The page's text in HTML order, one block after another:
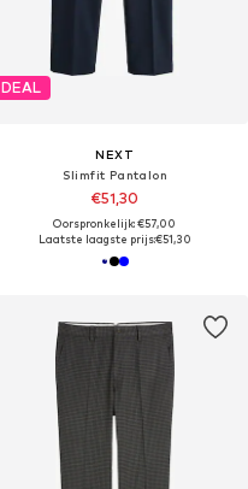
DEAL
NEXT
Slimfit Pantalon
€51,30
Oorspronkelijk: €57,00
Laatste laagste prijs:€51,30